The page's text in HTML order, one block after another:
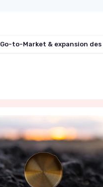
Go-to-Market & expansion